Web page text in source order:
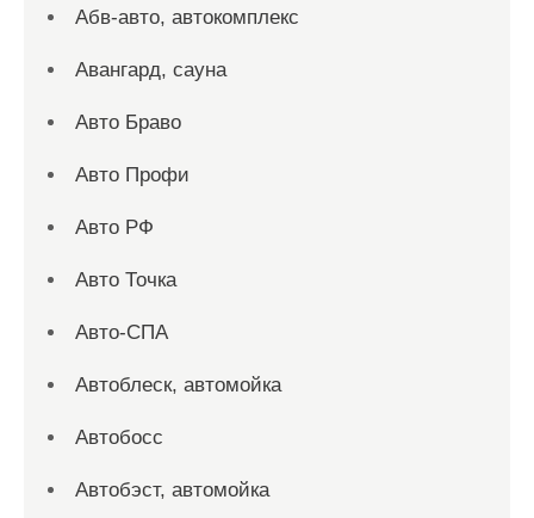
Абв-авто, автокомплекс
Авангард, сауна
Авто Браво
Авто Профи
Авто РФ
Авто Точка
Авто-СПА
Автоблеск, автомойка
Автобосс
Автобэст, автомойка